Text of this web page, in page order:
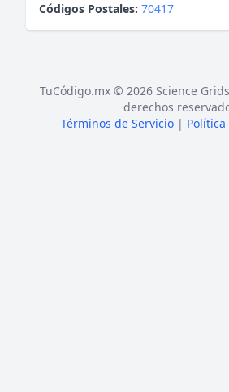
Códigos Postales: 70417
TuCódigo.mx © 2026 Science
derechos
Términos de Servicio |